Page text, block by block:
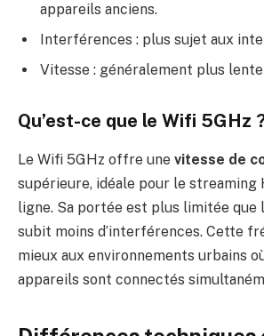
appareils anciens.
Interférences : plus sujet aux
Vitesse : généralement plus
Qu’est-ce que le Wifi 5GHz
Le Wifi 5GHz offre une vitesse de
supérieure, idéale pour le streaming
ligne. Sa portée est plus limitée que
subit moins d’interférences. Cette
mieux aux environnements urbains
appareils sont connectés